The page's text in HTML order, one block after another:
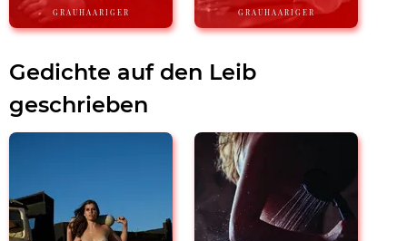
GRAUHAARIGER GRAUHAARIGER
Gedichte auf den Leib
geschrieben